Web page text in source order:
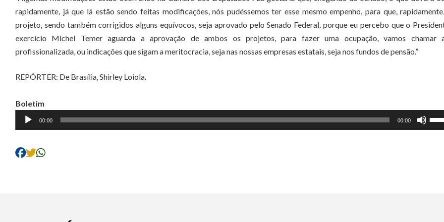
rapidamente, já que lá estão sendo feitas modificações, nós pudéssemos ter esse mesmo empenho, para que,
projeto, sendo também corrigidos alguns equívocos, seja aprovado pelo Senado Federal, porque eu percebo que o
exercício Michel Temer aguarda a aprovação de ambos os projetos, para fazer uma ocupação, vamos chamar
profissionalizada, ou indicações que sigam a meritocracia, seja nas nossas empresas estatais, seja nos fundos de pensão.”
REPÓRTER: De Brasília, Shirley Loiola.
Boletim
Tocador
de
00:00 00:00
Use
as